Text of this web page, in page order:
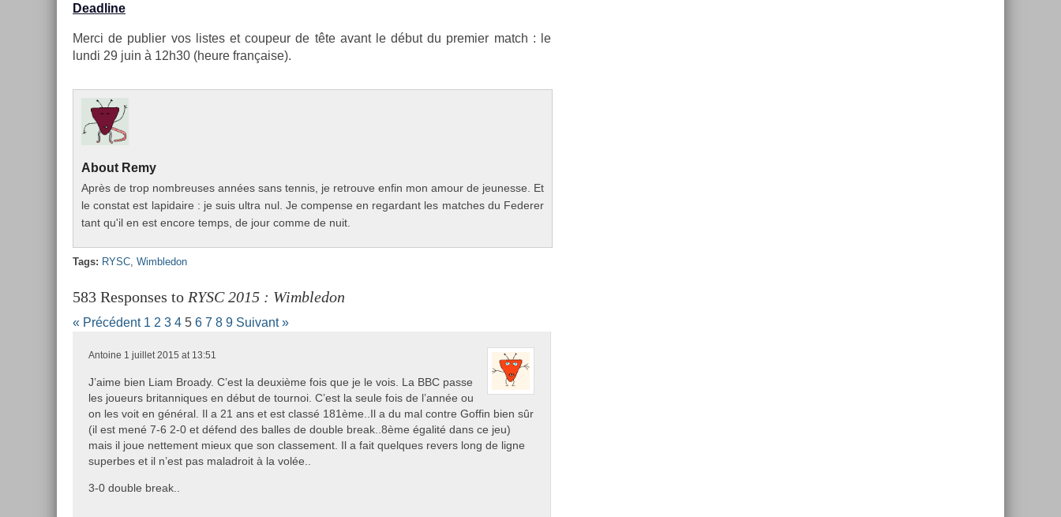
De­ad­line
Merci de pub­li­er vos li­stes et co­upeur de tête avant le début du pre­mi­er match : le
lundi 29 juin à 12h30 (heure française).
About Remy
Après de trop nombreuses années sans ten­nis, je retro­uve enfin mon amour de jeunes­se. Et
le con­stat est lapidaire : je suis ultra nul. Je com­pen­se en re­gar­dant les matches du Feder­er
tant qu'il en est en­core temps, de jour comme de nuit.
Tags: RYSC Wimbledon
583 Responses to RYSC 2015 : Wimbledon
« Précédent 1 2 3 4 5 6 7 8 9 Suivant »
Antoine 1 juillet 2015 at 13:51
J’aime bien Liam Broady. C’est la deuxième fois que je le vois. La BBC passe
les joueurs britanniques en début de tournoi. C’est la seule fois de l’année ou
on les voit en général. Il a 21 ans et est classé 181ème..Il a du mal contre Goffin bien sûr
(il est mené 7-6 2-0 et défend des balles de double break..8ème égalité dans ce jeu)
mais il joue nettement mieux que son classement. Il a fait quelques revers long de ligne
superbes et il n’est pas maladroit à la volée..
3-0 double break..